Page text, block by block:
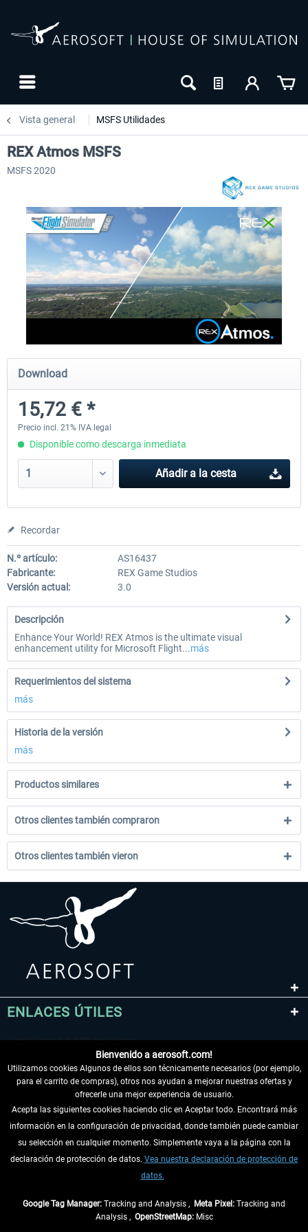
Vista general MSFS Utilidades
rkApps - FSRealistic Pro MSFS
33,88 € *
Aerosoft Tool Simple
REX Atmos MSFS
MSFS 2020
Download
15,72 € *
Precio incl. 21% IVA legal
Disponible como descarga inmediata
Añadir a la cesta
Recordar
N.º artículo:
AS16437
Fabricante:
REX Game Studios
Versión actual:
3.0
Descripción
Enhance Your World! REX Atmos is the ultimate visual
enhancement utility for Microsoft Flight...más
Requerimientos del sistema
más
Historia de la versión
más
Productos similares
Otros clientes también compraron
Otros clientes también vieron
ENLACES ÚTILES
DESISTIR DEL CONTRATO
INFORMACIÓN
Bienvenido a aerosoft.com!
Utilizamos cookies Algunos de ellos son técnicamente necesarios (por ejemplo,
para el carrito de compras), otros nos ayudan a mejorar nuestras ofertas y
ofrecerle una mejor experiencia de usuario.
Acepta las siguientes cookies haciendo clic en Aceptar todo. Encontrará más
información en la configuración de privacidad, donde también puede cambiar
su selección en cualquier momento. Simplemente vaya a la página con la
declaración de protección de datos. Vea nuestra declaración de protección de
datos.
Google Tag Manager: Tracking and Analysis , Meta Pixel: Tracking and
Analysis , OpenStreetMap:Misc